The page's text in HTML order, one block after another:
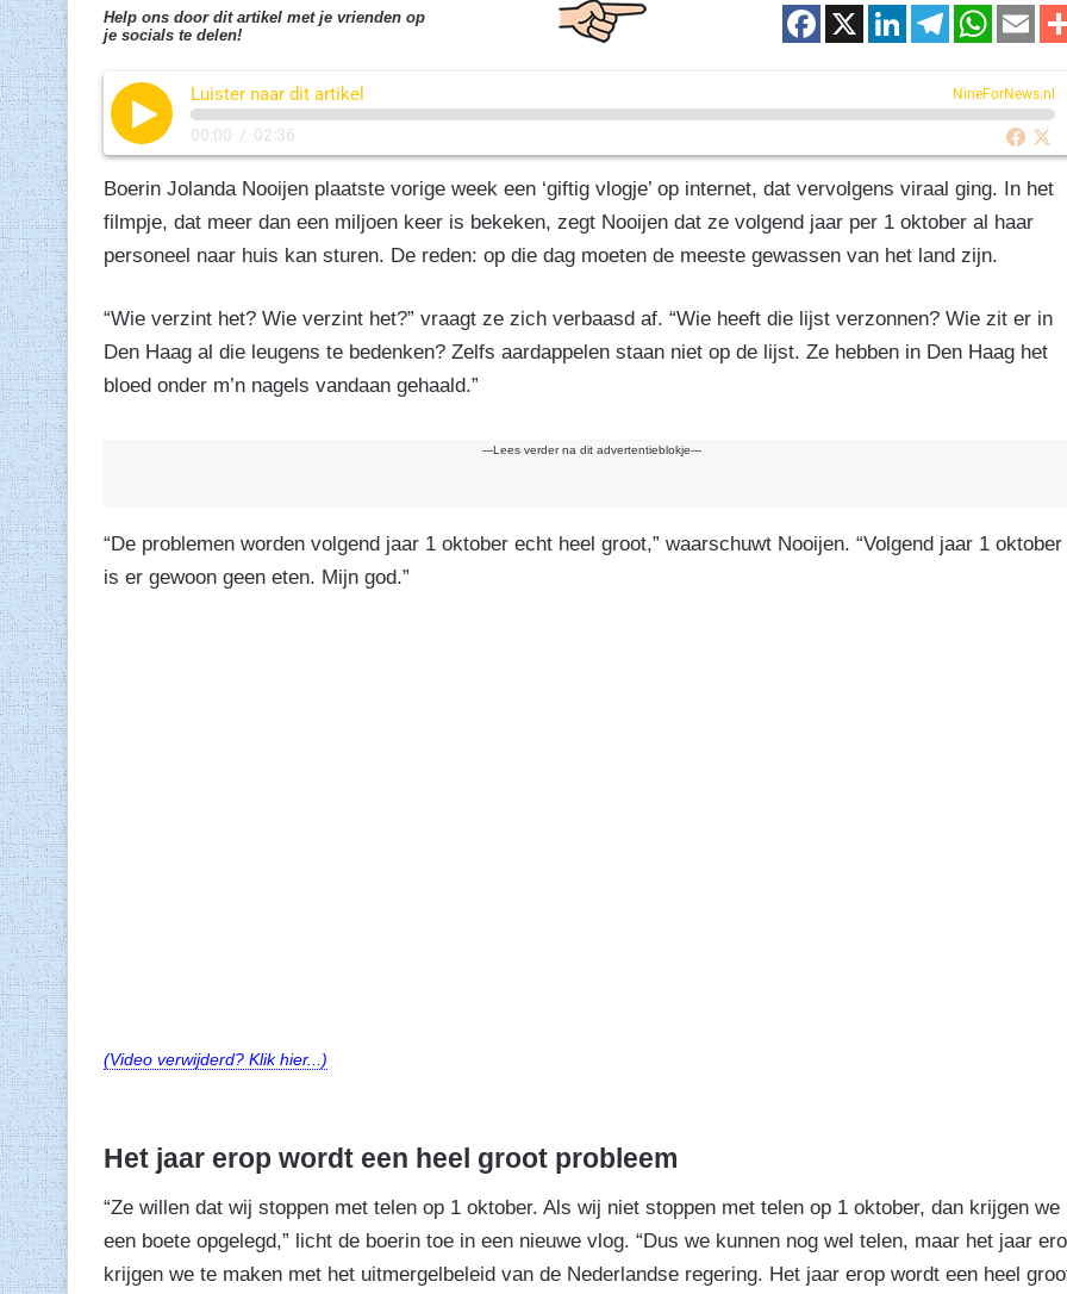
Help ons door dit artikel met je vrienden op
je socials te delen!
F
c
b
o
o
X
Li
k
dI
n
T
e
a
m
W
at
s
A
p
p
E
Luister naar dit artikel NineForNews.nl
00:00 / 02:36
Boerin Jolanda Nooijen plaatste vorige week een ‘giftig vlogje’ op internet, dat vervolgens viraal ging. In het
filmpje, dat meer dan een miljoen keer is bekeken, zegt Nooijen dat ze volgend jaar per 1 oktober al haar
personeel naar huis kan sturen. De reden: op die dag moeten de meeste gewassen van het land zijn.
“Wie verzint het? Wie verzint het?” vraagt ze zich verbaasd af. “Wie heeft die lijst verzonnen? Wie zit er in
Den Haag al die leugens te bedenken? Zelfs aardappelen staan niet op de lijst. Ze hebben in Den Haag het
bloed onder m’n nagels vandaan gehaald.”
---Lees verder na dit advertentieblokje---
“De problemen worden volgend jaar 1 oktober echt heel groot,” waarschuwt Nooijen. “Volgend jaar 1 oktober
is er gewoon geen eten. Mijn god.”
(Video verwijderd? Klik hier...)
Het jaar erop wordt een heel groot probleem
“Ze willen dat wij stoppen met telen op 1 oktober. Als wij niet stoppen met telen op 1 oktober, dan krijgen we
een boete opgelegd,” licht de boerin toe in een nieuwe vlog. “Dus we kunnen nog wel telen, maar het jaar
krijgen we te maken met het uitmergelbeleid van de Nederlandse regering. Het jaar erop wordt een heel